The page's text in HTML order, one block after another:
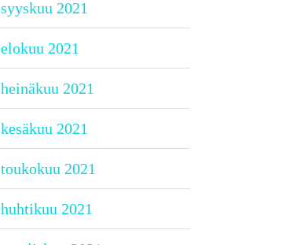
syyskuu 2021
elokuu 2021
heinäkuu 2021
kesäkuu 2021
toukokuu 2021
huhtikuu 2021